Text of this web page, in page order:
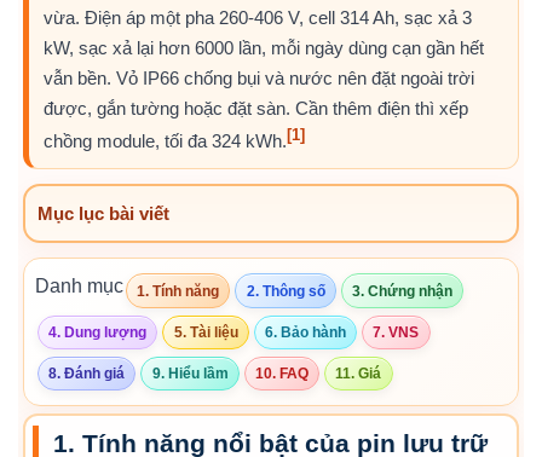
vừa. Điện áp một pha 260-406 V, cell 314 Ah, sạc xả 3
kW, sạc xả lại hơn 6000 lần, mỗi ngày dùng cạn gần hết
vẫn bền. Vỏ IP66 chống bụi và nước nên đặt ngoài trời
được, gắn tường hoặc đặt sàn. Cần thêm điện thì xếp
chồng module, tối đa 324 kWh. [1]
Mục lục bài viết
Danh mục 1. Tính năng 2. Thông số 3. Chứng nhận
4. Dung lượng 5. Tài liệu 6. Bảo hành 7. VNS
8. Đánh giá 9. Hiểu lầm 10. FAQ 11. Giá
1. Tính năng nổi bật của pin lưu trữ